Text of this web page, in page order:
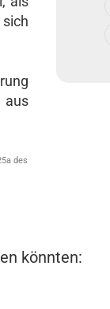
des
könnten: